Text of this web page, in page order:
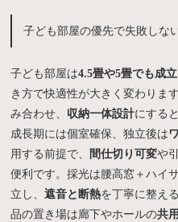
子ども部屋の優先で失敗しな
子ども部屋は4.5畳や5畳でも成立
き方で快適性が大きく変わりま
み合わせ、 収納一体設計にする
成長期には個室確保、独立後は
用する前提で、
間仕切り可変や
便利です。採光は腰高窓＋ハイ
立し、遮音と断熱を丁寧に整え
品の置き場は廊下やホールの共